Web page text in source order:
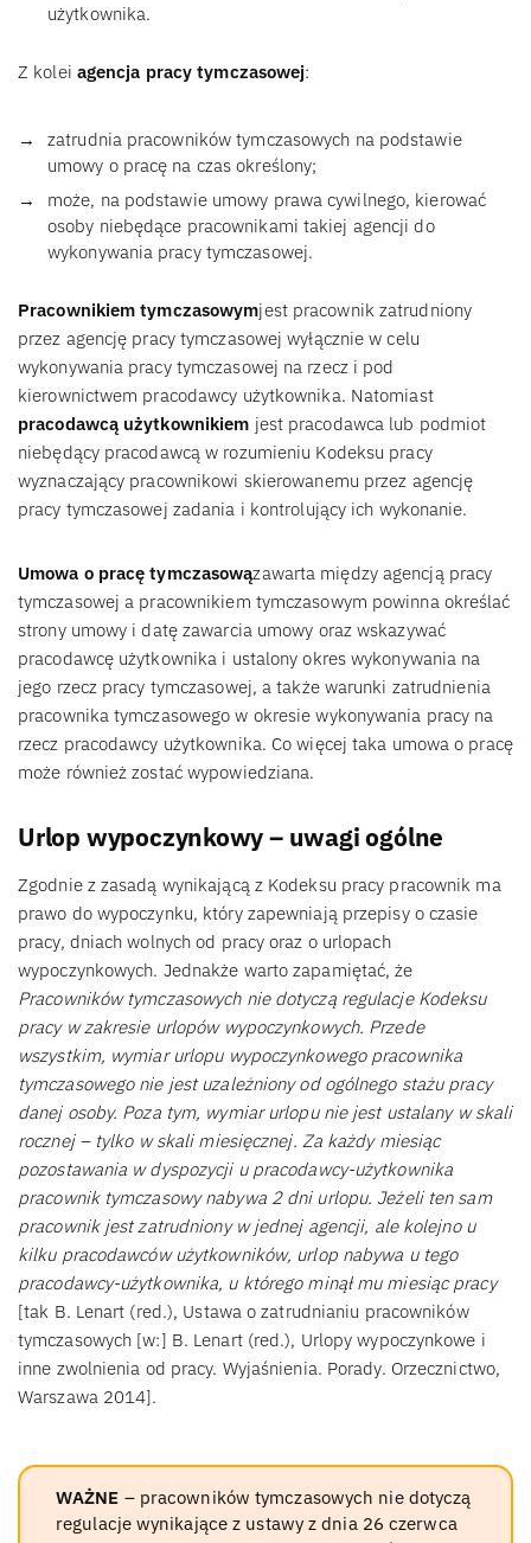
użytkownika.
Z kolei agencja pracy tymczasowej:
zatrudnia pracowników tymczasowych na podstawie
umowy o pracę na czas określony;
może, na podstawie umowy prawa cywilnego, kierować
osoby niebędące pracownikami takiej agencji do
wykonywania pracy tymczasowej.
Pracownikiem tymczasowymjest pracownik zatrudniony
przez agencję pracy tymczasowej wyłącznie w celu
wykonywania pracy tymczasowej na rzecz i pod
kierownictwem pracodawcy użytkownika. Natomiast
pracodawcą użytkownikiem jest pracodawca lub podmiot
niebędący pracodawcą w rozumieniu Kodeksu pracy
wyznaczający pracownikowi skierowanemu przez agencję
pracy tymczasowej zadania i kontrolujący ich wykonanie.
Umowa o pracę tymczasowązawarta między agencją pracy
tymczasowej a pracownikiem tymczasowym powinna określać
strony umowy i datę zawarcia umowy oraz wskazywać
pracodawcę użytkownika i ustalony okres wykonywania na
jego rzecz pracy tymczasowej, a także warunki zatrudnienia
pracownika tymczasowego w okresie wykonywania pracy na
rzecz pracodawcy użytkownika. Co więcej taka umowa o pracę
może również zostać wypowiedziana.
Urlop wypoczynkowy – uwagi ogólne
Zgodnie z zasadą wynikającą z Kodeksu pracy pracownik ma
prawo do wypoczynku, który zapewniają przepisy o czasie
pracy, dniach wolnych od pracy oraz o urlopach
wypoczynkowych. Jednakże warto zapamiętać, że
Pracowników tymczasowych nie dotyczą regulacje Kodeksu
pracy w zakresie urlopów wypoczynkowych. Przede
wszystkim, wymiar urlopu wypoczynkowego pracownika
tymczasowego nie jest uzależniony od ogólnego stażu pracy
danej osoby. Poza tym, wymiar urlopu nie jest ustalany w skali
rocznej – tylko w skali miesięcznej. Za każdy miesiąc
pozostawania w dyspozycji u pracodawcy-użytkownika
pracownik tymczasowy nabywa 2 dni urlopu. Jeżeli ten sam
pracownik jest zatrudniony w jednej agencji, ale kolejno u
kilku pracodawców użytkowników, urlop nabywa u tego
pracodawcy-użytkownika, u którego minął mu miesiąc pracy
[tak B. Lenart (red.), Ustawa o zatrudnianiu pracowników
tymczasowych [w:] B. Lenart (red.), Urlopy wypoczynkowe i
inne zwolnienia od pracy. Wyjaśnienia. Porady. Orzecznictwo,
Warszawa 2014].
WAŻNE – pracowników tymczasowych nie dotyczą
regulacje wynikające z ustawy z dnia 26 czerwca